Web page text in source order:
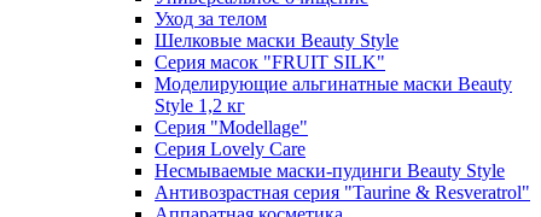
Уход за телом
Шелковые маски Beauty Style
Серия масок "FRUIT SILK"
Моделирующие альгинатные маски Beauty
Style 1,2 кг
Серия "Modellage"
Cерия Lovely Care
Несмываемые маски-пудинги Beauty Style
Антивозрастная серия "Taurine & Resveratrol"